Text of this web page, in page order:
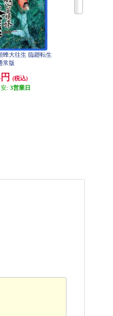
蜂大往生 臨廻転生
常版
(税込)
: 3営業日